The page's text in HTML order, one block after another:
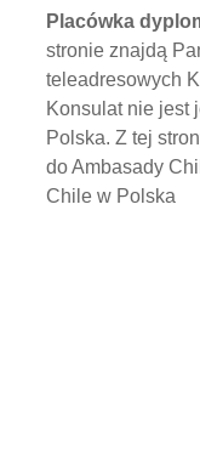
Placówka
stronie znajdą
teleadresowych
Konsulat nie jest
Polska. Z tej
do Ambasady
Chile w Polska